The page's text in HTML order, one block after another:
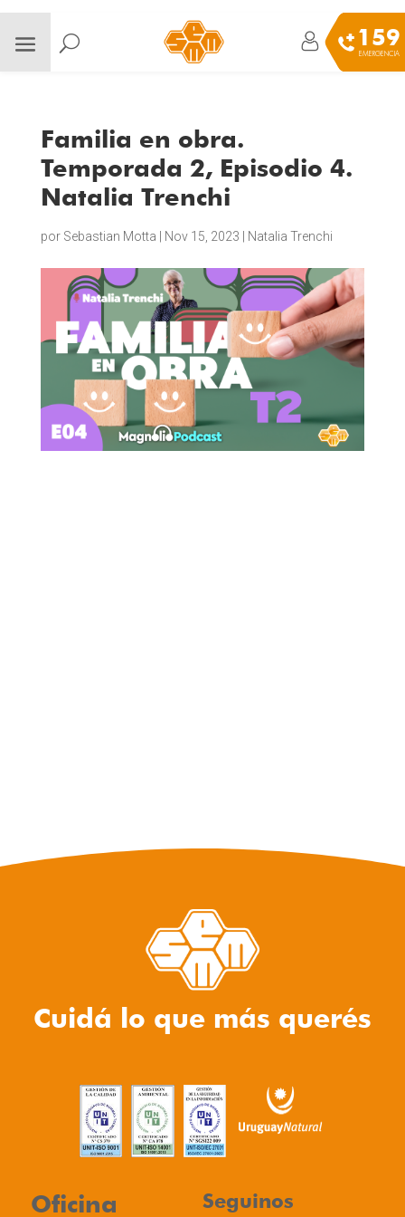
159
EMERGENCIA
Familia en obra.
Temporada 2, Episodio 4.
Natalia Trenchi
por Sebastian Motta Nov 15, 2023 Natalia Trenchi
Cuidá lo que más querés
Oficina Seguinos